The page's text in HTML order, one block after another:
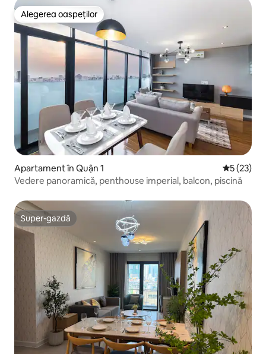
Alegerea oaspeților
Alegerea oaspeților
Apartament în Quận 1 Scor
5 (23)
Vedere panoramică, penthouse imperial, balcon, piscină
Super-gazdă
Super-gazdă